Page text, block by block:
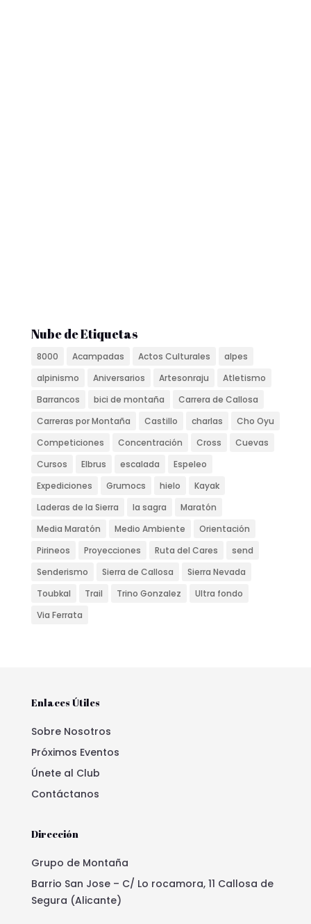
Nube de Etiquetas
8000 Acampadas Actos Culturales
alpes
alpinismo
Aniversarios Artesonraju
Atletismo
Barrancos
bici de montaña
Carrera de Callosa
Carreras por Montaña
Castillo charlas
Cho Oyu
Competiciones
Concentración Cross
Cuevas
Cursos
Elbrus escalada
Espeleo
Expediciones
Grumocs hielo
Kayak
Laderas de la Sierra
la sagra
Maratón
Media Maratón
Medio Ambiente
Orientación
Pirineos
Proyecciones Ruta del Cares
send
Senderismo
Sierra de Callosa
Sierra Nevada
Toubkal
Trail Trino Gonzalez
Ultra fondo
Via Ferrata
Enlaces Útiles
Sobre Nosotros
Próximos Eventos
Únete al Club
Contáctanos
Dirección
Grupo de Montaña
Barrio San Jose – C/ Lo rocamora, 11 Callosa de
Segura (Alicante)